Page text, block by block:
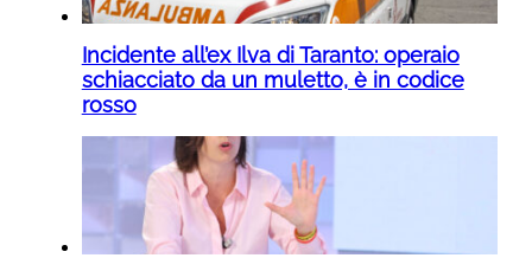
Incidente all’ex Ilva di Taranto: operaio
schiacciato da un muletto, è in codice
rosso